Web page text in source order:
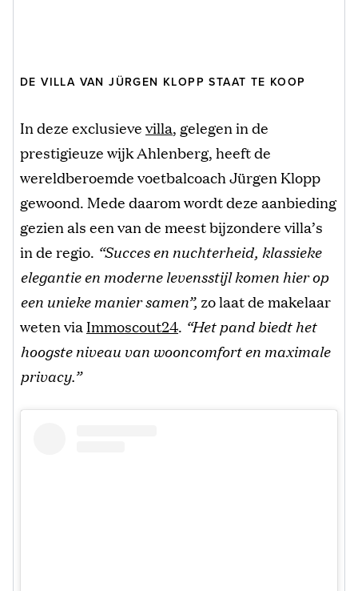
DE VILLA VAN JÜRGEN KLOPP STAAT TE KOOP
In deze exclusievevilla, gelegen in de
prestigieuze wijk Ahlenberg, heeft de
wereldberoemde voetbalcoach Jürgen Klopp
gewoond. Mede daarom wordt deze aanbieding
gezien als een van de meest bijzondere villa’s
in de regio. “Succes en nuchterheid, klassieke
elegantie en moderne levensstijl komen hier op
een unieke manier samen”, zo laat de makelaar
weten via Immoscout24. “Het pand biedt het
hoogste niveau van wooncomfort en maximale
privacy.”